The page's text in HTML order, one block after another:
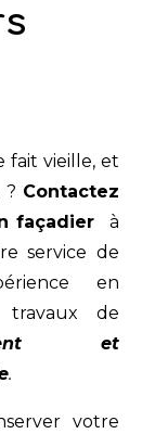
fait vieille, et
? Contactez
façadier à
service de
en
travaux de
et
.
votre